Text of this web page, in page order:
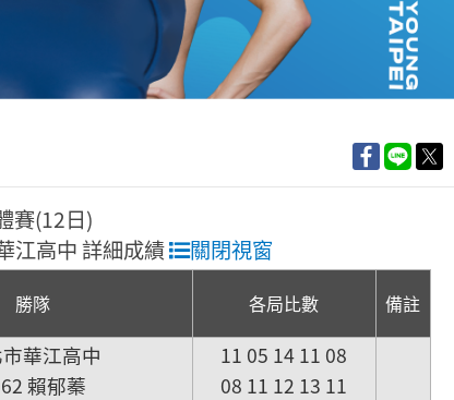
賽(12日)
江高中 詳細成績
關閉視窗
勝隊 各局比數 備註
華江高中
賴郁蓁
11 05 14 11 08
08 11 12 13 11